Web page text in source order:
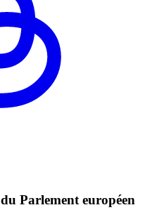
Parlement européen